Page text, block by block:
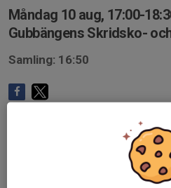
Måndag 10 aug, 17:00-
Gubbängens Skridsko-
Samling: 16:50
Anmälan är öppen för lagets